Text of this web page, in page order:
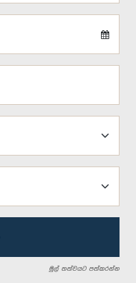
මුල් තත්වයට පත්කරන්න